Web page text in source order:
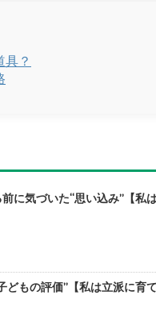
？
に気づいた“思い込み”【私
どもの評価”【私は立派に育